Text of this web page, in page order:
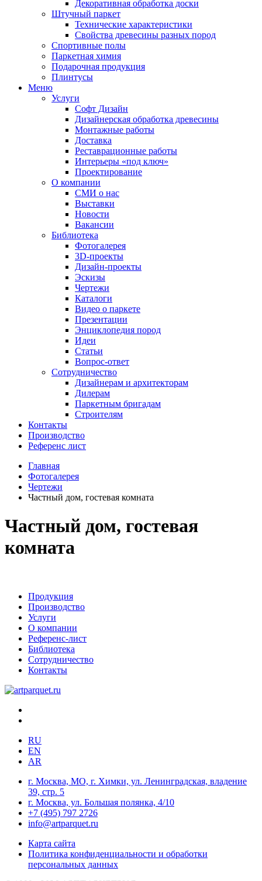
Декоративная обработка доски
Штучный паркет
Технические характеристики
Свойства древесины разных пород
Спортивные полы
Паркетная химия
Подарочная продукция
Плинтусы
Меню
Услуги
Софт Дизайн
Дизайнерская обработка древесины
Монтажные работы
Доставка
Реставрационные работы
Интерьеры «под ключ»
Проектирование
О компании
СМИ о нас
Выставки
Новости
Вакансии
Библиотека
Фотогалерея
3D-проекты
Дизайн-проекты
Эскизы
Чертежи
Каталоги
Видео о паркете
Презентации
Энциклопедия пород
Идеи
Статьи
Вопрос-ответ
Сотрудничество
Дизайнерам и архитекторам
Дилерам
Паркетным бригадам
Строителям
Контакты
Производство
Референс лист
Главная
Фотогалерея
Чертежи
Частный дом, гостевая комната
Частный дом, гостевая
комната
Продукция
Производство
Услуги
О компании
Референс-лист
Библиотека
Сотрудничество
Контакты
RU
EN
AR
г. Москва, МО, г. Химки, ул. Ленинградская, владение
39, стр. 5
г. Москва, ул. Большая полянка, 4/10
+7 (495) 797 2726
info@artparquet.ru
Карта сайта
Политика конфиденциальности и обработки
персональных данных